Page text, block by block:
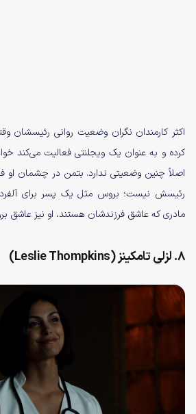
اکثر کارمندان نگران وضعیت روانی
کرده و به عنوان یک ویجلنتی فعالیت می‌کند
اصلاً چنین وضعیتی ندارد. بتمن در چشمان او
رئیسش نیست؛ بروس مثل یک پسر برای
مادری که عاشق فرزندشان هستند، او نیز عاشق
۸. لزلی تامکینز (Leslie Thompkins)